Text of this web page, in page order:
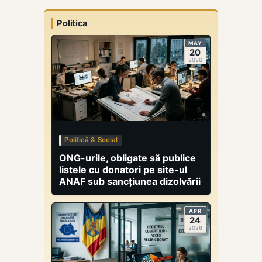
infrastructurii și
îmbunătățirea
vizibilității
cercetării
românești.
Instituțiile
beneficiare vor
trebui să
urmărească
indicatori de
rezultat
specifici.
Politica
MAY
20
2026
Politică & Social
ONG-urile, obligate să publice
listele cu donatori pe site-ul
ANAF sub sancțiunea dizolvării
APR
24
2026